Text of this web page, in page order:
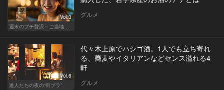
Vol.3
週末のプチ贅沢～ご当地グルメ～
グルメ
Vol.6
達人たちの夜の“街ブラ”
代々木上原でハシゴ酒。1人でも立ち寄れ
る、蕎麦やイタリアンなどセンス溢れる4
軒
グルメ